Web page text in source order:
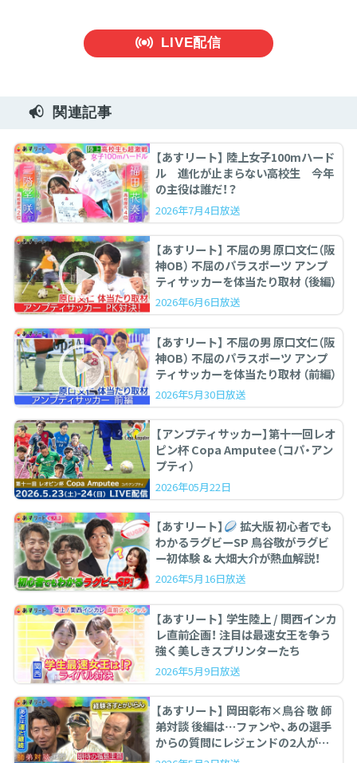
LIVE配信
関連記事
【あすリート】 陸上女子100mハード
ル 進化が止まらない高校生 今年
の主役は誰だ！？
2026年7月4日放送
【あすリート】 不屈の男 原口文仁（阪
神OB） 不屈のパラスポーツ アンプ
ティサッカーを体当たり取材 （後編）
2026年6月6日放送
【あすリート】 不屈の男 原口文仁（阪
神OB） 不屈のパラスポーツ アンプ
ティサッカーを体当たり取材 （前編）
2026年5月30日放送
【アンプティサッカー】第十一回レオ
ピン杯 Copa Amputee（コパ・アン
プティ）
2026年05月22日
【あすリート】
拡大版 初心者でも
わかるラグビーSP 鳥谷敬がラグビ
ー初体験 & 大畑大介が熱血解説！
2026年5月16日放送
【あすリート】 学生陸上 / 関西インカ
レ直前企画！ 注目は最速女王を争う
強く美しきスプリンターたち
2026年5月9日放送
【あすリート】 岡田彰布×鳥谷 敬 師
弟対談 後編は…ファンや、あの選手
からの質問にレジェンドの2人が答
えます。